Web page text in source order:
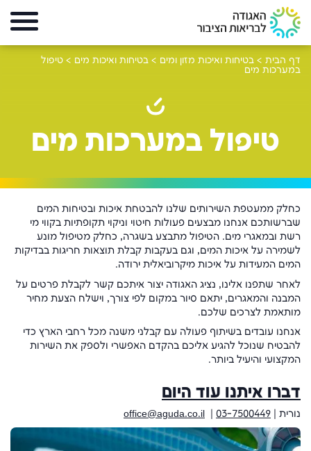
דף הבית > בטיחות ואיכות מזון ומים > בטיחות ואיכות מים > טיפול
במערכות מים
טיפול במערכות מים
כחלק ממעטפת השירותים שלנו להבטחת איכות ובטיחות המים
שברשותכם אנחנו מבצעים פעולות חיטוי וניקוי תקופתיות בקווי מי
רשת ובמאגרי מים. הטיפול מתבצע בשגרה, כחלק מטיפול מונע
לשמירה על איכות המים, וגם בעקבות קבלת תוצאות חריגות בבדיקות
המים המעידות על איכות מיקרוביאלית ירודה.
לאחר שתפנו אלינו, נציג האגודה יצור איתכם קשר לקבלת פרטים על
המבנה והמאגרים, יתאם סיור במקום לפי צורך, וישלח הצעת מחיר
מותאמת לצרכים שלכם.
אנחנו עובדים בשיתוף פעולה עם קבלני משנה מכל רחבי הארץ כדי
להבטיח שנוכל להגיע אליכם בהקדם האפשרי ולספק את השירות
המקצועי והיעיל ביותר.
דברו איתנו עוד היום
נורית | office@aguda.co.il 03-7500449